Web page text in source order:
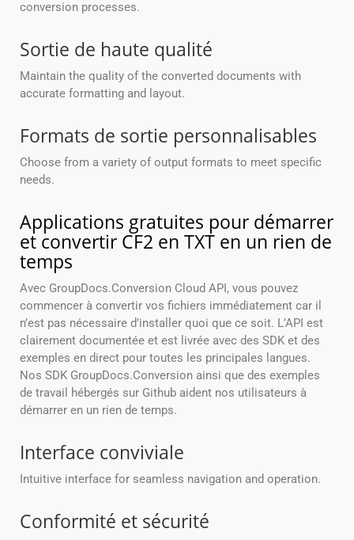
conversion processes.
Sortie de haute qualité
Maintain the quality of the converted documents with
accurate formatting and layout.
Formats de sortie personnalisables
Choose from a variety of output formats to meet specific
needs.
Applications gratuites pour démarrer
et convertir CF2 en TXT en un rien de
temps
Avec GroupDocs.Conversion Cloud API, vous pouvez
commencer à convertir vos fichiers immédiatement car il
n’est pas nécessaire d’installer quoi que ce soit. L’API est
clairement documentée et est livrée avec des SDK et des
exemples en direct pour toutes les principales langues.
Nos SDK GroupDocs.Conversion ainsi que des exemples
de travail hébergés sur Github aident nos utilisateurs à
démarrer en un rien de temps.
Interface conviviale
Intuitive interface for seamless navigation and operation.
Conformité et sécurité